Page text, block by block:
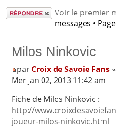
Répondre Voir le premier
messages • Page
Milos Ninkovic
par Croix de Savoie Fans»
Mer Jan 02, 2013 11:42 am
Fiche de Milos Ninkovic :
http://
joueur-milos-ninkovic.html